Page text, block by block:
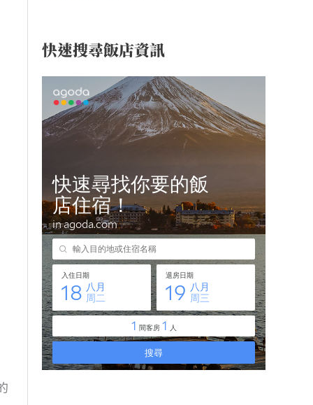
快速搜尋飯店資訊